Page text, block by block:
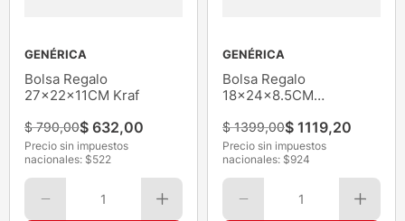
GENÉRICA
Bolsa Regalo
27x22x11CM Kraf
$ 790,00$ 632,00
Precio sin impuestos
nacionales: $522
1
GENÉRICA
Bolsa Regalo
18x24x8.5CM
$ 1399,00$ 1119,20
Precio sin impuestos
nacionales: $924
1